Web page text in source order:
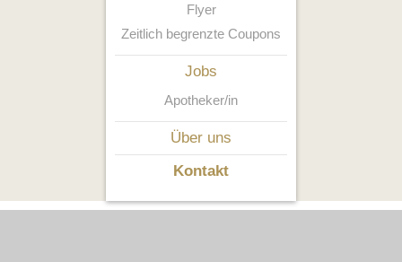
Flyer
Zeitlich begrenzte Coupons
Jobs
Apotheker/in
Über uns
Kontakt